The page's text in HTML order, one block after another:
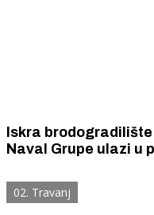
Iskra
Naval Grupe ulazi u
površinske borbene
02. Travanj